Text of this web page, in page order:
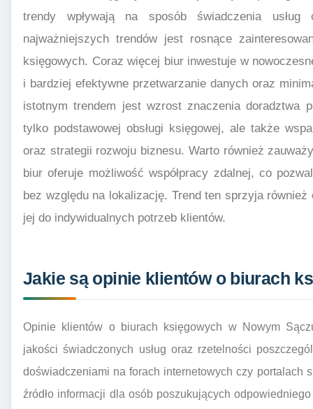
trendy wpływają na sposób świadczenia
najważniejszych trendów jest rosnące
księgowych. Coraz więcej biur inwestuje w
i bardziej efektywne przetwarzanie danych oraz
istotnym trendem jest wzrost znaczenia doradztwa
tylko podstawowej obsługi księgowej, ale także
oraz strategii rozwoju biznesu. Warto również
biur oferuje możliwość współpracy zdalnej, co
bez względu na lokalizację. Trend ten sprzyja
jej do indywidualnych potrzeb klientów.
Jakie są opinie klientów o biurach
Opinie klientów o biurach księgowych w Nowym
jakości świadczonych usług oraz rzetelności
doświadczeniami na forach internetowych czy portalach
źródło informacji dla osób poszukujących